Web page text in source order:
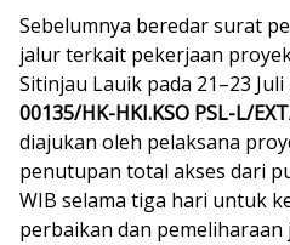
Sebelumnya beredar surat
jalur terkait pekerjaan
Sitinjau Lauik pada 21–23
00135/HK-HKI.KSO PSL-L/
diajukan oleh pelaksana
penutupan total akses dari
WIB selama tiga hari untuk
perbaikan dan pemeliharaan